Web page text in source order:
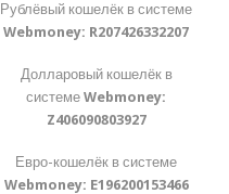
Рублёвый кошелёк в системе
Webmoney: R207426332207
Долларовый кошелёк в
системеWebmoney:
Z406090803927
Евро-кошелёк в системе
Webmoney: E196200153466